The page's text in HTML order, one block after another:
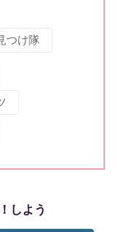
つけ隊
しよう